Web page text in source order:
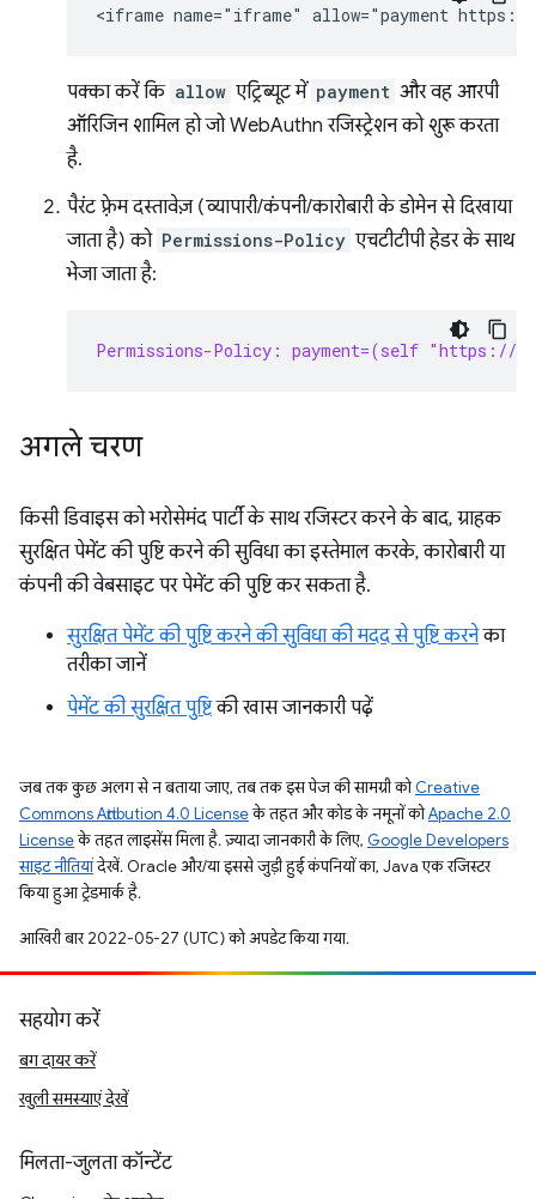
पक्का करें कि allow एट्रिब्यूट में payment और वह आरपी
ऑरिजिन शामिल हो जो WebAuthn रजिस्ट्रेशन को शुरू करता
है.
पैरंट फ़्रेम दस्तावेज़ (व्यापारी/कंपनी/कारोबारी के डोमेन से दिखाया
जाता है) को Permissions-Policy एचटीटीपी हेडर के साथ
भेजा जाता है:
Permissions-Policy: payment=(self "https://
अगले चरण
किसी डिवाइस को भरोसेमंद पार्टी के साथ रजिस्टर करने के बाद, ग्राहक
सुरक्षित पेमेंट की पुष्टि करने की सुविधा का इस्तेमाल करके, कारोबारी या
कंपनी की वेबसाइट पर पेमेंट की पुष्टि कर सकता है.
सुरक्षित पेमेंट की पुष्टि करने की सुविधा की मदद से पुष्टि करनेका
तरीका जानें
पेमेंट की सुरक्षित पुष्टिकी खास जानकारी पढ़ें
जब तक कुछ अलग से न बताया जाए, तब तक इस पेज की सामग्री कोCreative
Commons Attribution 4.0 Licenseके तहत और कोड के नमूनों कोApache 2.0
Licenseके तहत लाइसेंस मिला है. ज़्यादा जानकारी के लिए, Google Developers
साइट नीतियांदेखें. Oracle और/या इससे जुड़ी हुई कंपनियों का, Java एक रजिस्टर
किया हुआ ट्रेडमार्क है.
आखिरी बार 2022-05-27 (UTC) को अपडेट किया गया.
सहयोग करें
बग दायर करें
खुली समस्याएं देखें
मिलता-जुलता कॉन्टेंट